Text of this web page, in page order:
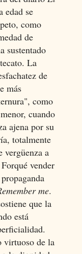
edad se
como
de
sustentado
La
de
más
como
cuando
ajena por su
totalmente
vergüenza a
vender
me.
que la
está
virtuoso de la